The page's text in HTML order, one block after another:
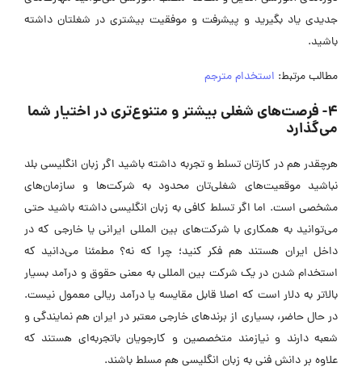
جدیدی یاد بگیرید و پیشرفت و موفقیت بیشتری در شغلتان داشته
باشید.
مطالب مرتبط: استخدام مترجم
4- فرصت‌های شغلی بیشتر و متنوع‌تری در اختیار شما
می‌گذارد
هرچقدر هم در کارتان تسلط و تجربه داشته باشید اگر زبان انگلیسی بلد
نباشید موقعیت‌های شغلی‌تان محدود به شرکت‌ها و سازمان‌های
مشخصی است. اما اگر تسلط کافی به زبان انگلیسی داشته باشید حتی
می‌توانید به همکاری با شرکت‌های بین المللی ایرانی یا خارجی که در
داخل ایران هستند هم فکر کنید؛ چرا که نه؟ مطمئنا می‌دانید که
استخدام شدن در یک شرکت بین المللی به معنی حقوق و درآمد بسیار
بالاتر به دلار است که اصلا قابل مقایسه یا درآمد ریالی معمول نیست.
در حال حاضر، بسیاری از برندهای خارجی معتبر در ایران هم نمایندگی و
شعبه دارند و نیازمند متخصصین و کارجویان باتجربه‌ای هستند که
علاوه بر دانش فنی به زبان انگلیسی هم مسلط باشند.